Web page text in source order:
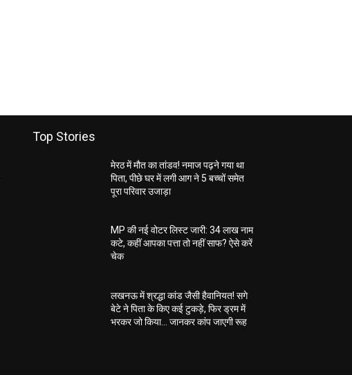
Top Stories
मेरठ में मौत का तांडव! नमाज पढ़ने गया था
पिता, पीछे घर में लगी आग ने 5 बच्चों समेत
पूरा परिवार उजाड़ा
MP की नई वोटर लिस्ट जारी: 34 लाख नाम
कटे, कहीं आपका पत्ता तो नहीं साफ? ऐसे करें
चेक
लखनऊ में श्रद्धा कांड जैसी हैवानियत! सगे
बेटे ने पिता के किए कई टुकड़े, फिर ड्रम में
भरकर जो किया… जानकर कांप जाएगी रूह